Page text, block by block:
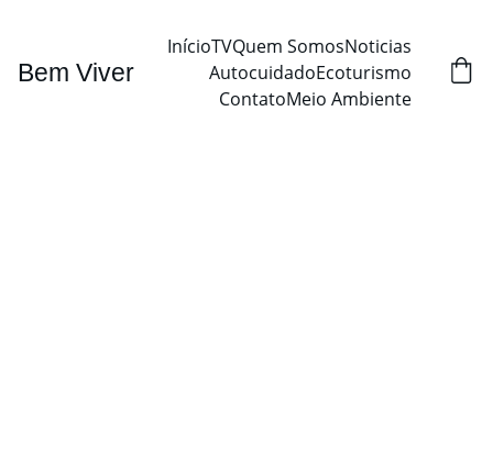
Bem Viver
InícioTVQuem SomosNoticias
AutocuidadoEcoturismo
ContatoMeio Ambiente